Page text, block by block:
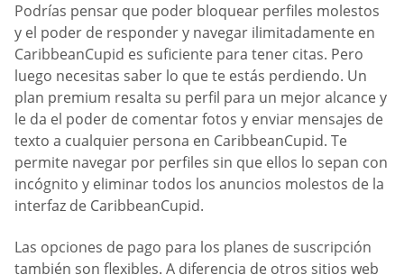
Podrías pensar que poder bloquear perfiles molestos
y el poder de responder y navegar ilimitadamente en
CaribbeanCupid es suficiente para tener citas. Pero
luego necesitas saber lo que te estás perdiendo. Un
plan premium resalta su perfil para un mejor alcance y
le da el poder de comentar fotos y enviar mensajes de
texto a cualquier persona en CaribbeanCupid. Te
permite navegar por perfiles sin que ellos lo sepan con
incógnito y eliminar todos los anuncios molestos de la
interfaz de CaribbeanCupid.
Las opciones de pago para los planes de suscripción
también son flexibles. A diferencia de otros sitios web